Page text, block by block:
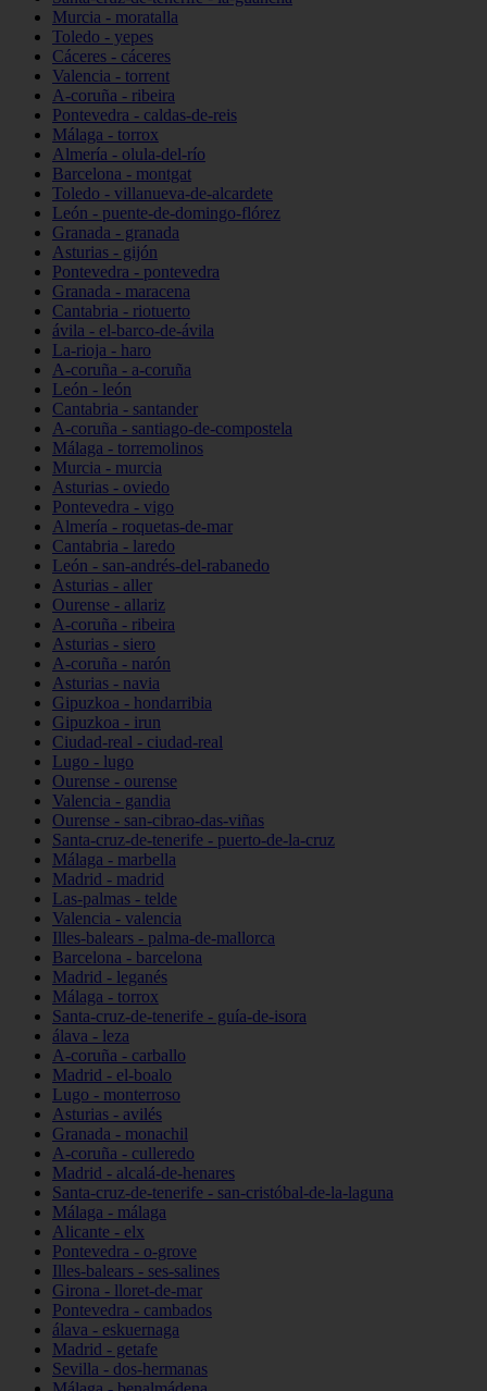
Murcia - moratalla
Toledo - yepes
Cáceres - cáceres
Valencia - torrent
A-coruña - ribeira
Pontevedra - caldas-de-reis
Málaga - torrox
Almería - olula-del-río
Barcelona - montgat
Toledo - villanueva-de-alcardete
León - puente-de-domingo-flórez
Granada - granada
Asturias - gijón
Pontevedra - pontevedra
Granada - maracena
Cantabria - riotuerto
ávila - el-barco-de-ávila
La-rioja - haro
A-coruña - a-coruña
León - león
Cantabria - santander
A-coruña - santiago-de-compostela
Málaga - torremolinos
Murcia - murcia
Asturias - oviedo
Pontevedra - vigo
Almería - roquetas-de-mar
Cantabria - laredo
León - san-andrés-del-rabanedo
Asturias - aller
Ourense - allariz
A-coruña - ribeira
Asturias - siero
A-coruña - narón
Asturias - navia
Gipuzkoa - hondarribia
Gipuzkoa - irun
Ciudad-real - ciudad-real
Lugo - lugo
Ourense - ourense
Valencia - gandia
Ourense - san-cibrao-das-viñas
Santa-cruz-de-tenerife - puerto-de-la-cruz
Málaga - marbella
Madrid - madrid
Las-palmas - telde
Valencia - valencia
Illes-balears - palma-de-mallorca
Barcelona - barcelona
Madrid - leganés
Málaga - torrox
Santa-cruz-de-tenerife - guía-de-isora
álava - leza
A-coruña - carballo
Madrid - el-boalo
Lugo - monterroso
Asturias - avilés
Granada - monachil
A-coruña - culleredo
Madrid - alcalá-de-henares
Santa-cruz-de-tenerife - san-cristóbal-de-la-laguna
Málaga - málaga
Alicante - elx
Pontevedra - o-grove
Illes-balears - ses-salines
Girona - lloret-de-mar
Pontevedra - cambados
álava - eskuernaga
Madrid - getafe
Sevilla - dos-hermanas